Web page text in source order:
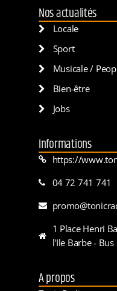
Nos actualités
Locale
Sport
Musicale /
Bien-être
Jobs
Informations
https://
04 72 741 741
1 Place Henri
l'Ile Barbe - Bus
A propos